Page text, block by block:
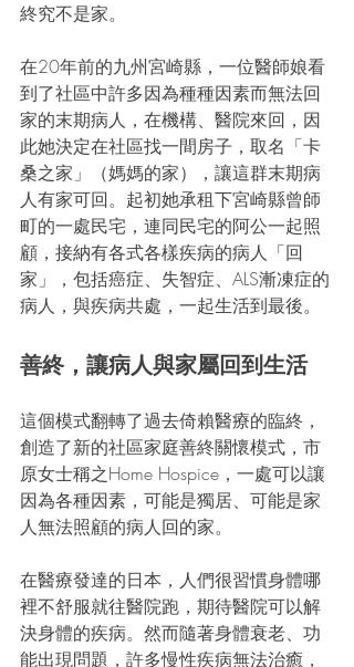
終究不是家。
在20年前的九州宮崎縣，一位醫師娘看
到了社區中許多因為種種因素而無法回
家的末期病人，在機構、醫院來回，因
此她決定在社區找一間房子，取名「卡
桑之家」（媽媽的家），讓這群末期病
人有家可回。起初她承租下宮崎縣曾師
町的一處民宅，連同民宅的阿公一起照
顧，接納有各式各樣疾病的病人「回
家」，包括癌症、失智症、ALS漸凍症的
病人，與疾病共處，一起生活到最後。
善終，讓病人與家屬回到生活
這個模式翻轉了過去倚賴醫療的臨終，
創造了新的社區家庭善終關懷模式，市
原女士稱之Home Hospice，一處可以讓
因為各種因素，可能是獨居、可能是家
人無法照顧的病人回的家。
在醫療發達的日本，人們很習慣身體哪
裡不舒服就往醫院跑，期待醫院可以解
決身體的疾病。然而隨著身體衰老、功
能出現問題，許多慢性疾病無法治癒，